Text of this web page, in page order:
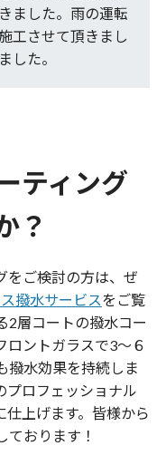
ました。雨の運転
工させて頂きまし
した。
ティング
？
をご検討の方は、ぜ
撥水サービス をご覧
2層コートの撥水コー
ロントガラスで3～６
撥水効果を持続しま
プロフェッショナル
上げます。皆様から
ております！